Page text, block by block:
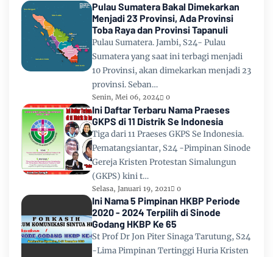
Pulau Sumatera Bakal Dimekarkan
Menjadi 23 Provinsi, Ada Provinsi
Toba Raya dan Provinsi Tapanuli
Pulau Sumatera. Jambi, S24- Pulau
Sumatera yang saat ini terbagi menjadi
10 Provinsi, akan dimekarkan menjadi 23
provinsi. Seban…
Senin, Mei 06, 2024 0
Ini Daftar Terbaru Nama Praeses
GKPS di 11 Distrik Se Indonesia
Tiga dari 11 Praeses GKPS Se Indonesia.
Pematangsiantar, S24 -Pimpinan Sinode
Gereja Kristen Protestan Simalungun
(GKPS) kini t…
Selasa, Januari 19, 2021 0
Ini Nama 5 Pimpinan HKBP Periode
2020 - 2024 Terpilih di Sinode
Godang HKBP Ke 65
St Prof Dr Jon Piter Sinaga Tarutung, S24
-Lima Pimpinan Tertinggi Huria Kristen